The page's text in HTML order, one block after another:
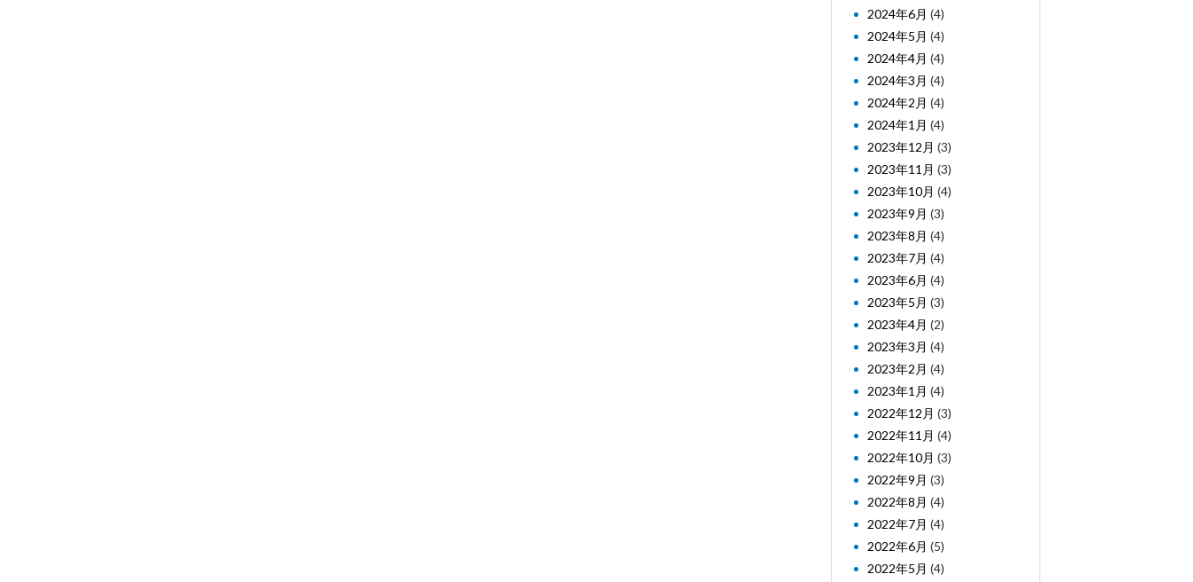
2024年6月 (4)
2024年5月 (4)
2024年4月 (4)
2024年3月 (4)
2024年2月 (4)
2024年1月 (4)
2023年12月 (3)
2023年11月 (3)
2023年10月 (4)
2023年9月 (3)
2023年8月 (4)
2023年7月 (4)
2023年6月 (4)
2023年5月 (3)
2023年4月 (2)
2023年3月 (4)
2023年2月 (4)
2023年1月 (4)
2022年12月 (3)
2022年11月 (4)
2022年10月 (3)
2022年9月 (3)
2022年8月 (4)
2022年7月 (4)
2022年6月 (5)
2022年5月 (4)